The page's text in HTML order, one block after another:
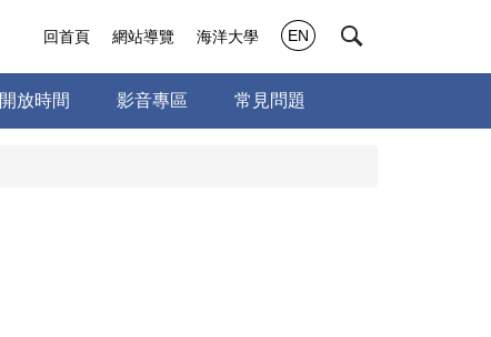
回首頁 網站導覽 海洋大學 EN
開放時間 影音專區 常見問題